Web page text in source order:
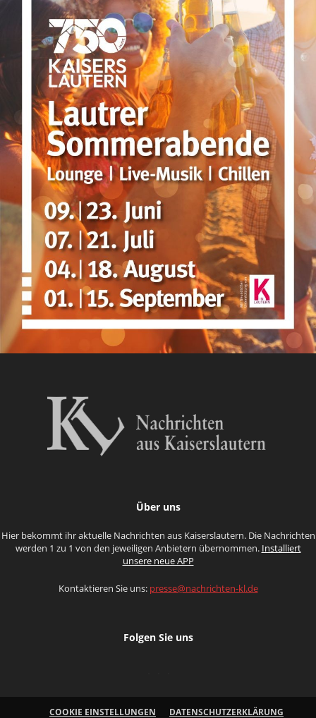
Über uns
Hier bekommt ihr aktuelle Nachrichten aus Kaiserslautern. Die Nachrichten
werden 1 zu 1 von den jeweiligen Anbietern übernommen. Installiert
unsere neue APP
Kontaktieren Sie uns: presse@nachrichten-kl.de
Folgen Sie uns
COOKIE EINSTELLUNGEN DATENSCHUTZERKLÄRUNG